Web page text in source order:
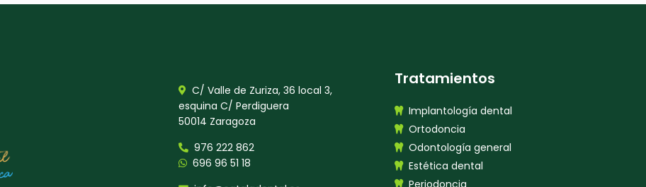
C/ Valle de Zuriza, 36 local 3,
esquina C/ Perdiguera
50014 Zaragoza
976 222 862
696 96 51 18
Tratamientos
Implantología dental
Ortodoncia
Odontología general
Estética dental
Periodoncia